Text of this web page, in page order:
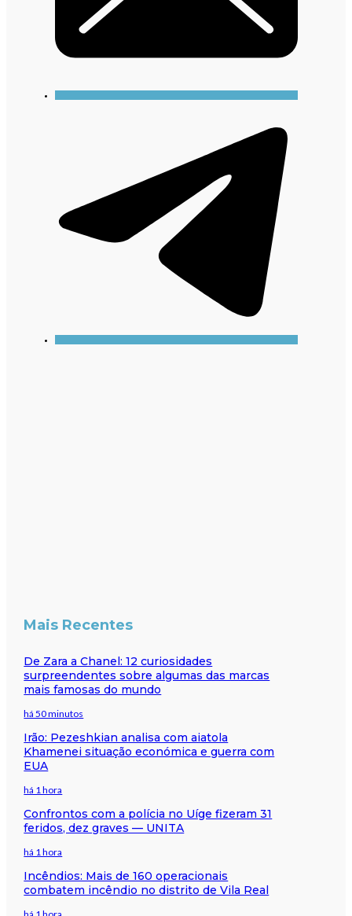
Mais Recentes
De Zara a Chanel: 12 curiosidades
surpreendentes sobre algumas das marcas
mais famosas do mundo
há 50 minutos
Irão: Pezeshkian analisa com aiatola
Khamenei situação económica e guerra com
EUA
há 1 hora
Confrontos com a polícia no Uíge fizeram 31
feridos, dez graves — UNITA
há 1 hora
Incêndios: Mais de 160 operacionais
combatem incêndio no distrito de Vila Real